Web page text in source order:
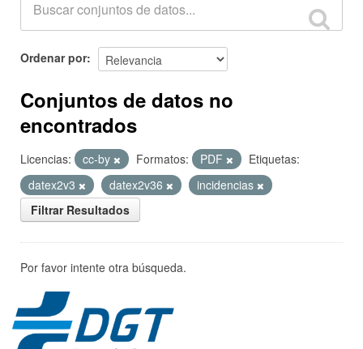
Ordenar por
Conjuntos de datos no
encontrados
Licencias: cc-by Formatos: PDF
Etiquetas:
datex2v3
datex2v36
incidencias
Filtrar Resultados
Por favor intente otra búsqueda.